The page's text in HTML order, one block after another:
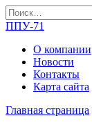
Перейти
к
Search
for:
ППУ-71
О компании
Новости
Контакты
Карта сайта
Главная страница